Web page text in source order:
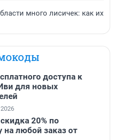
много лисичек: как их
доступа к
для новых
20% по
на любой заказ от